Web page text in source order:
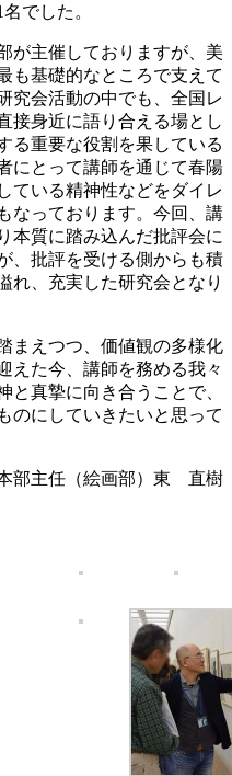
でした。
が主催しておりますが、美
も基礎的なところで支えて
究会活動の中でも、全国レ
接身近に語り合える場とし
る重要な役割を果している
にとって講師を通じて春陽
ている精神性などをダイレ
なっております。今回、講
本質に踏み込んだ批評会に
、批評を受ける側からも積
れ、充実した研究会となり
まえつつ、価値観の多様化
えた今、講師を務める我々
と真摯に向き合うことで、
のにしていきたいと思って
部主任（絵画部）東 直樹